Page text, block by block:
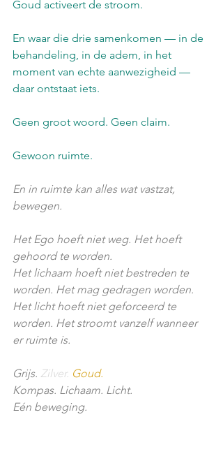
Goud activeert de stroom.
En waar die drie samenkomen — in de
behandeling, in de adem, in het
moment van echte aanwezigheid —
daar ontstaat iets.
Geen groot woord. Geen claim.
Gewoon ruimte.
En in ruimte kan alles wat vastzat,
bewegen.
Het Ego hoeft niet weg. Het hoeft
gehoord te worden.
Het lichaam hoeft niet bestreden te
worden. Het mag gedragen worden.
Het licht hoeft niet geforceerd te
worden. Het stroomt vanzelf wanneer
er ruimte is.
Grijs. Zilver. Goud.
Kompas. Lichaam. Licht.
Eén beweging.